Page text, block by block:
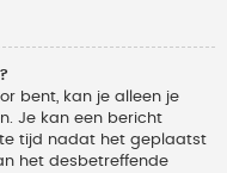
bent, kan je alleen je
Je kan een bericht
tijd nadat het geplaatst
het desbetreffende